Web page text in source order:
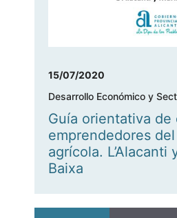
15/07/2020
Desarrollo Económico y
Guía orientativa de
emprendedores
agrícola. L’Alacanti
Baixa